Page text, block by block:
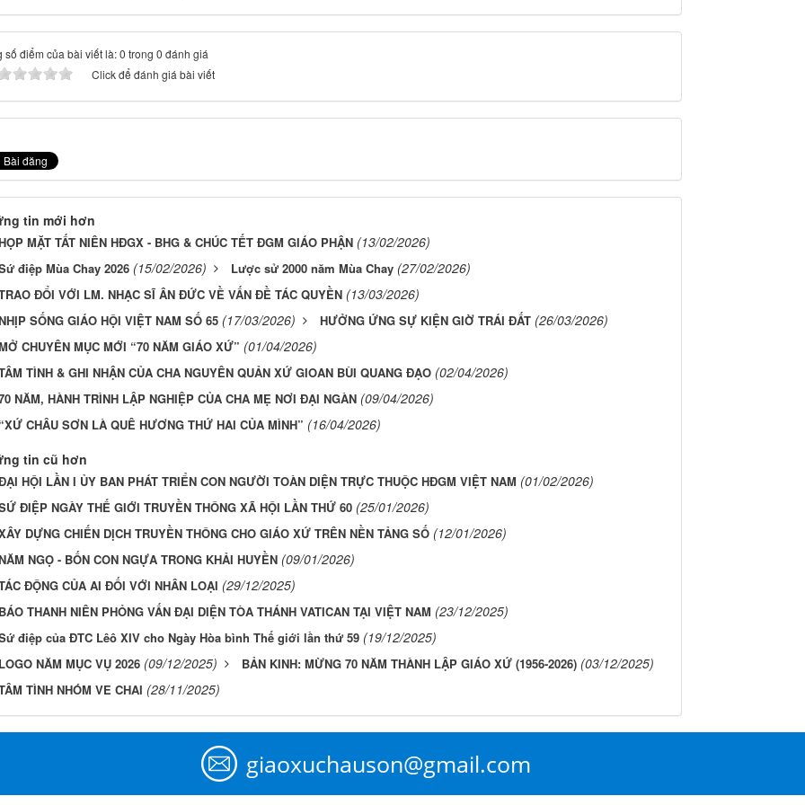
số điểm của bài viết là: 0 trong 0 đánh giá
Click để đánh giá bài viết
tin mới hơn
MẶT TẤT NIÊN HĐGX - BHG & CHÚC TẾT ĐGM GIÁO PHẬN (13/02/2026)
điệp Mùa Chay 2026 (15/02/2026) Lược sử 2000 năm Mùa Chay (27/02/2026)
ĐỔI VỚI LM. NHẠC SĨ ÂN ĐỨC VỀ VẤN ĐỀ TÁC QUYỀN (13/03/2026)
SỐNG GIÁO HỘI VIỆT NAM SỐ 65 (17/03/2026) HƯỞNG ỨNG SỰ KIỆN GIỜ TRÁI ĐẤT (26/03/2026)
CHUYÊN MỤC MỚI “70 NĂM GIÁO XỨ” (01/04/2026)
TÌNH & GHI NHẬN CỦA CHA NGUYÊN QUẢN XỨ GIOAN BÙI QUANG ĐẠO (02/04/2026)
NĂM, HÀNH TRÌNH LẬP NGHIỆP CỦA CHA MẸ NƠI ĐẠI NGÀN (09/04/2026)
“XỨ CHÂU SƠN LÀ QUÊ HƯƠNG THỨ HAI CỦA MÌNH” (16/04/2026)
tin cũ hơn
HỘI LẦN I ỦY BAN PHÁT TRIỂN CON NGƯỜI TOÀN DIỆN TRỰC THUỘC HĐGM VIỆT NAM (01/02/2026)
ĐIỆP NGÀY THẾ GIỚI TRUYỀN THÔNG XÃ HỘI LẦN THỨ 60 (25/01/2026)
DỰNG CHIẾN DỊCH TRUYỀN THÔNG CHO GIÁO XỨ TRÊN NỀN TẢNG SỐ (12/01/2026)
NGỌ - BỐN CON NGỰA TRONG KHẢI HUYỀN (09/01/2026)
ĐỘNG CỦA AI ĐỐI VỚI NHÂN LOẠI (29/12/2025)
BÁO THANH NIÊN PHỎNG VẤN ĐẠI DIỆN TÒA THÁNH VATICAN TẠI VIỆT NAM (23/12/2025)
điệp của ĐTC Lêô XIV cho Ngày Hòa bình Thế giới lần thứ 59 (19/12/2025)
LOGO NĂM MỤC VỤ 2026 (09/12/2025) BẢN KINH: MỪNG 70 NĂM THÀNH LẬP GIÁO XỨ (1956-2026) (03/12/2025)
TÌNH NHÓM VE CHAI (28/11/2025)
giaoxuchauson@gmail.com